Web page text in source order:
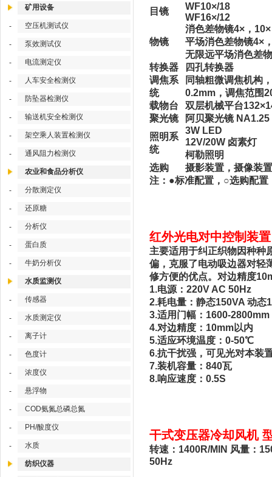
矿用设备
- 空压机测试仪
- 泵效测试仪
- 电流测定仪
- 人车安全检测仪
- 防坠器检测仪
- 输送机安全检测仪
- 架空乘人装置检测仪
- 通风阻力检测仪
农业和食品分析仪
- 分散测定仪
- 还原糖
- 分析仪
- 蛋白质
- 牛奶分析仪
水质监测仪
- 传感器
- 水质测定仪
- 离子计
- 色度计
- 浓度仪
- 悬浮物
- COD氨氮总磷总氮
- PH/酸度仪
- 水质
纺织仪器
目镜
WF10×/18
WF16×/12
物镜
消色差物镜4×，
平场消色差物镜4×
无限远平场消色差
转换器
四孔转换器
调焦系
统
同轴粗微调焦机构
0.2mm，调焦范围
载物台
双层机械平台
聚光镜
阿贝聚光镜
照明系
统
3W LED
12V/20W 卤素灯
柯勒照明
选购
摄影装置，摄像装
注：●标准配置，○选购配置
红外光电对中控制装
主要适用于纠正织物因种种
偏，克服了电动吸边器对轻
修方便的优点。对边精度
1.电源：220V AC 50Hz
2.耗电量：静态150VA 动态
3.适用门幅：1600-2800mm
4.对边精度：10mm以内
5.适应环境温度：0-50℃
6.抗干扰强，可见光对本装
7.装机容量：840瓦
8.响应速度：0.5S
干式变压器冷却风机
转速：1400R/MIN 风量：
50Hz